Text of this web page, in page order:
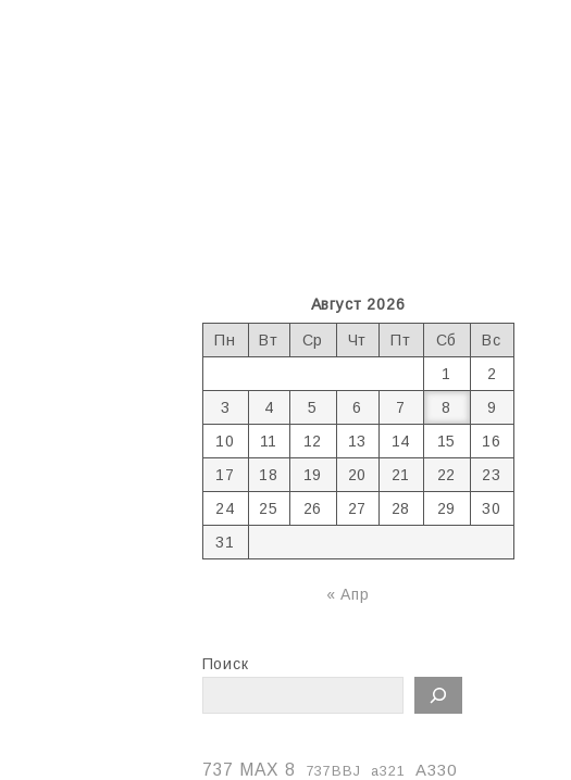
Август 2026
Пн Вт Ср Чт Пт Сб
Вс
1
2
3
4 5 6 7 8
9
10
11 12 13 14 15
16
17
18 19 20 21 22
23
24
25 26 27 28 29
30
31
« Апр
Поиск
737 MAX 8 737BBJ a321 A330